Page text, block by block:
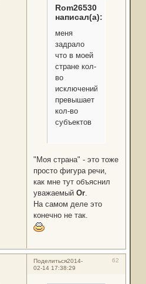
Rom26530
написал(а):
меня
задрало
что в моей
стране кол-
во
исключений
превышает
кол-во
субъектов
"Моя страна" - это тоже
просто фигура речи,
как мне тут объяснил
уважаемый Or.
На самом деле это
конечно не так.
Поделиться 62
2014-
02-14 17:38:29